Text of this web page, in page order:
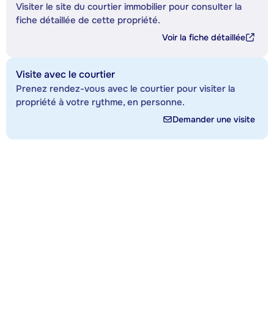
Visiter le site du courtier immobilier pour consulter la
fiche détaillée de cette propriété.
Voir la fiche détaillée
Visite avec le courtier
Prenez rendez-vous avec le courtier pour visiter la
propriété à votre rythme, en personne.
Demander une visite